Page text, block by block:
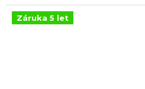
hvězdiček.
Záruka 5 let